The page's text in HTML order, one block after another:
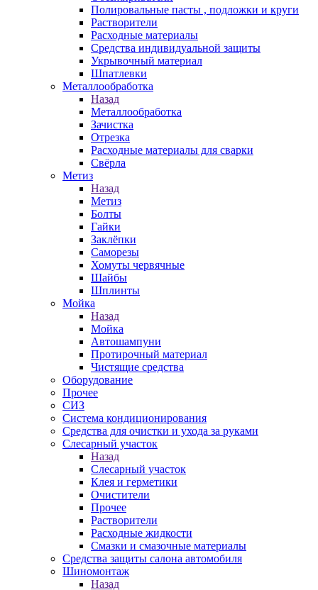
Полировальные пасты , подложки и круги
Растворители
Расходные материалы
Средства индивидуальной защиты
Укрывочный материал
Шпатлевки
Металлообработка
Назад
Металлообработка
Зачистка
Отрезка
Расходные материалы для сварки
Свёрла
Метиз
Назад
Метиз
Болты
Гайки
Заклёпки
Саморезы
Хомуты червячные
Шайбы
Шплинты
Мойка
Назад
Мойка
Автошампуни
Протирочный материал
Чистящие средства
Оборудование
Прочее
СИЗ
Система кондиционирования
Средства для очистки и ухода за руками
Слесарный участок
Назад
Слесарный участок
Клея и герметики
Очистители
Прочее
Растворители
Расходные жидкости
Смазки и смазочные материалы
Средства защиты салона автомобиля
Шиномонтаж
Назад